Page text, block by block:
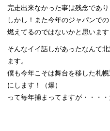
完走出来なかった事は残念であり
しかし！また今年のジャパンで
燃えてるのではないかと思います
そんなイイ話しがあったなんて
ます。
僕も今年こそは舞台を移した札
にします！（爆）
って毎年捕まってますが・・・